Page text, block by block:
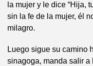
la mujer y le dice “Hija,
sin la fe de la mujer, él
milagro.
Luego sigue su camino
sinagoga, manda salir a